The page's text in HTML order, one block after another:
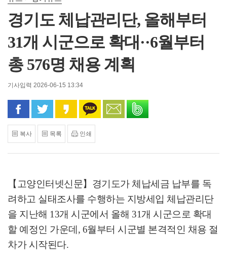
경기도 체납관리단, 올해부터
31개 시군으로 확대··6월부터
총 576명 채용 계획
기사입력 2026-06-15 13:34
페이스북으로 공유
트위터로 공유카카오 스토리로 공유
카카오톡으로 공유
문자로 공유
복사 목록 인쇄
【고양인터넷신문】 경기도가 체납세금 납부를 독
려하고 실태조사를 수행하는 지방세입 체납관리단
을 지난해 13개 시군에서 올해 31개 시군으로 확대
할 예정인 가운데 , 6월부터 시군별 본격적인 채용 절
차가 시작된다.